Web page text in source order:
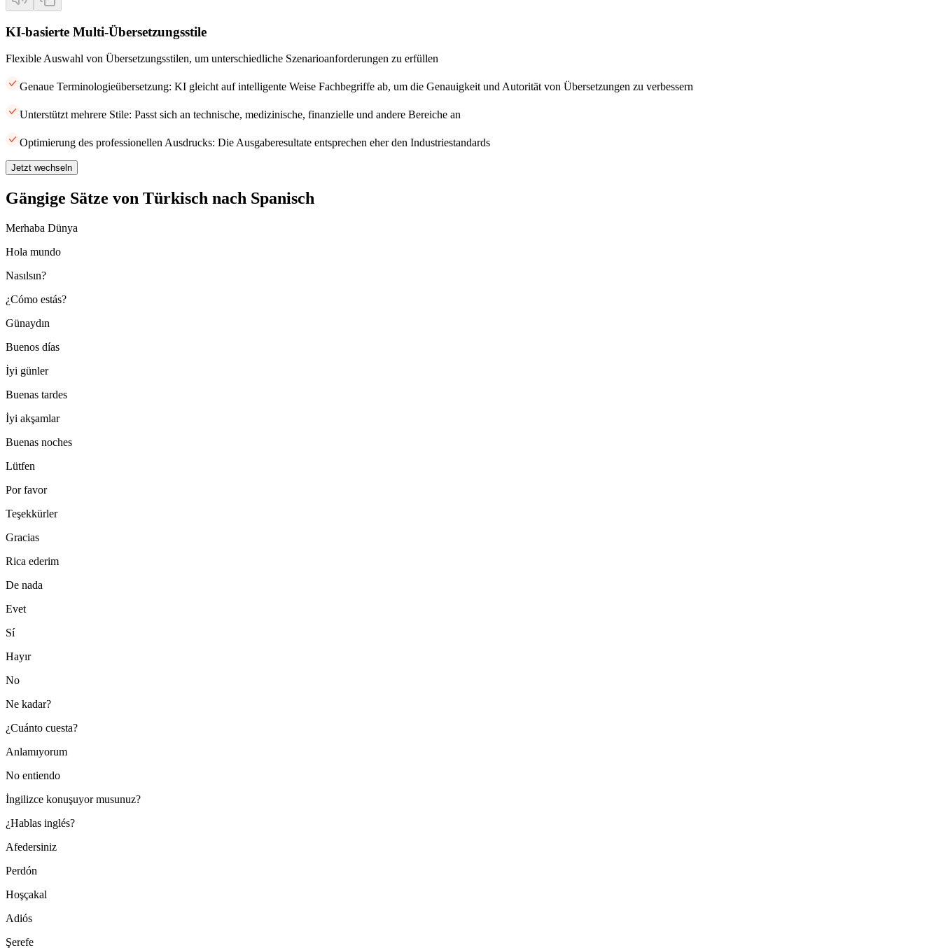
KI-basierte Multi-Übersetzungsstile
Flexible Auswahl von Übersetzungsstilen, um unterschiedliche Szenarioanforderungen zu erfüllen
Genaue Terminologieübersetzung: KI gleicht auf intelligente Weise Fachbegriffe ab, um die Genauigkeit und Autorität von Übersetzungen zu verbessern
Unterstützt mehrere Stile: Passt sich an technische, medizinische, finanzielle und andere Bereiche an
Optimierung des professionellen Ausdrucks: Die Ausgaberesultate entsprechen eher den Industriestandards
Jetzt wechseln
Gängige Sätze von Türkisch nach Spanisch
Merhaba Dünya
Hola mundo
Nasılsın?
¿Cómo estás?
Günaydın
Buenos días
İyi günler
Buenas tardes
İyi akşamlar
Buenas noches
Lütfen
Por favor
Teşekkürler
Gracias
Rica ederim
De nada
Evet
Sí
Hayır
No
Ne kadar?
¿Cuánto cuesta?
Anlamıyorum
No entiendo
İngilizce konuşuyor musunuz?
¿Hablas inglés?
Afedersiniz
Perdón
Hoşçakal
Adiós
Şerefe